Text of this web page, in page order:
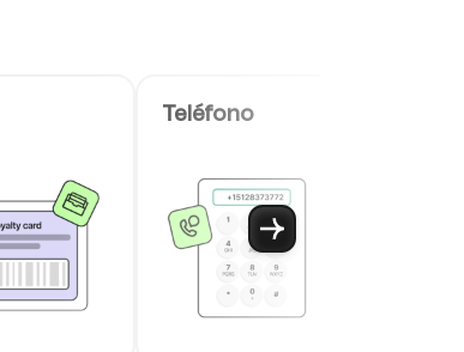
Teléfono